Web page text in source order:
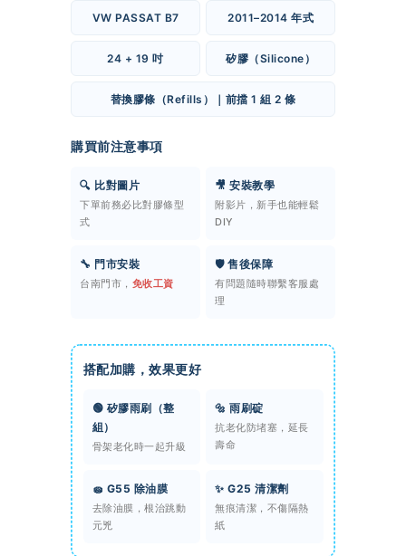
VW PASSAT B7 2011–2014 年式
24 + 19 吋 矽膠（Silicone）
替換膠條（Refills）｜前擋 1 組 2 條
購買前注意事項
🔍 比對圖片
下單前務必比對膠條型
式
🎥 安裝教學
附影片，新手也能輕鬆
DIY
🔧 門市安裝
台南門市， 免收工資
🛡️ 售後保障
有問題隨時聯繫客服處
理
搭配加購，效果更好
🟢 矽膠雨刷（整
組）
骨架老化時一起升級
🔩 雨刷碇
抗老化防堵塞，延長
壽命
🧽 G55 除油膜
去除油膜，根治跳動
元兇
✨ G25 清潔劑
無痕清潔，不傷隔熱
紙